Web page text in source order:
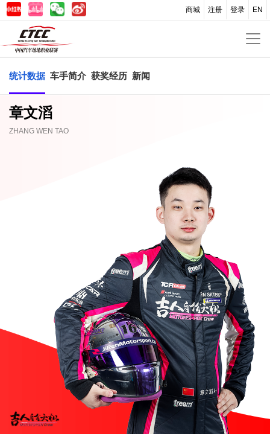
EN
登录
注册
商城
统计数据 车手简介 获奖经历 新闻
章文滔
ZHANG WEN TAO